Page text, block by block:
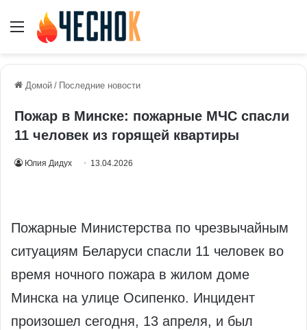
Меню
Домой / Последние новости
Пожар в Минске: пожарные МЧС спасли
11 человек из горящей квартиры
Юлия Дидух 13.04.2026
Пожарные Министерства по чрезвычайным
ситуациям Беларуси спасли 11 человек во
время ночного пожара в жилом доме
Минска на улице Осипенко. Инцидент
произошел сегодня, 13 апреля, и был